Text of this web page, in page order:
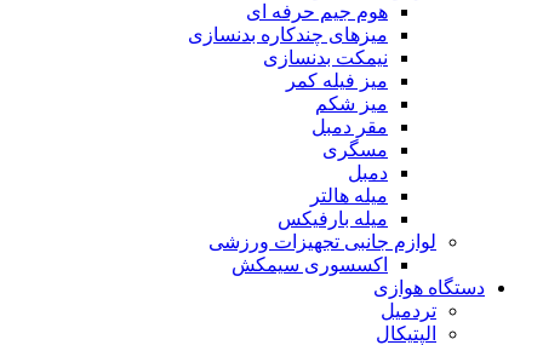
هوم جیم حرفه ای
میزهای چندکاره بدنسازی
نیمکت بدنسازی
میز فیله کمر
میز شکم
مقر دمبل
مسگری
دمبل
میله هالتر
میله بارفیکس
لوازم جانبی تجهیزات ورزشی
اکسسوری سیمکش
دستگاه هوازی
تردمیل
الپتیکال